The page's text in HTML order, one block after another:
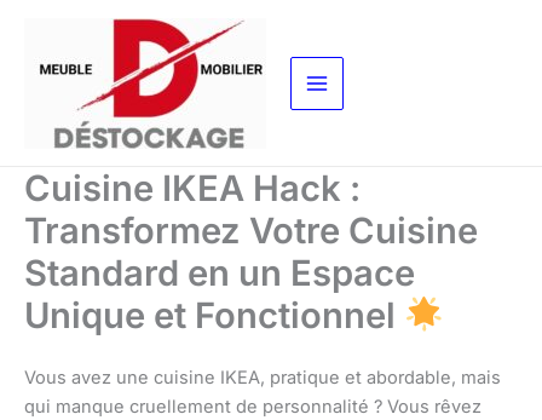
contenu
Cuisine IKEA Hack :
Transformez Votre Cuisine
Standard en un Espace
Unique et Fonctionnel
Vous avez une cuisine IKEA, pratique et abordable, mais
qui manque cruellement de personnalité ? Vous rêvez